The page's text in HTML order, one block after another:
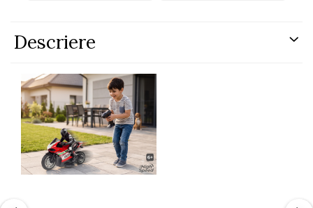
Descriere